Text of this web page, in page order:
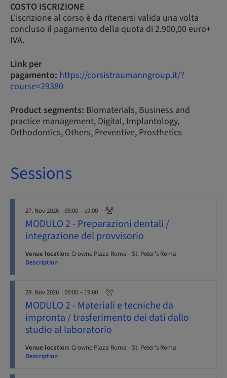
COSTO ISCRIZIONE
L'iscrizione al corso è da ritenersi valida una volta
concluso il pagamento della quota di 2.900,00 euro+
IVA.
Link per
pagamento: https://corsistraumanngroup.it/?
course=29380
Product segments: Biomaterials, Business and
practice management, Digital, Implantology,
Orthodontics, Others, Preventive, Prosthetics
Sessions
27. Nov 2026 | 09:00 – 19:00
MODULO 2 - Preparazioni dentali /
integrazione del provvisorio
Venue location: Crowne Plaza Roma - St. Peter's Roma
Description
28. Nov 2026 | 09:00 – 19:00
MODULO 2 - Materiali e tecniche da
impronta / trasferimento dei dati dallo
studio al laboratorio
Venue location: Crowne Plaza Roma - St. Peter's Roma
Description